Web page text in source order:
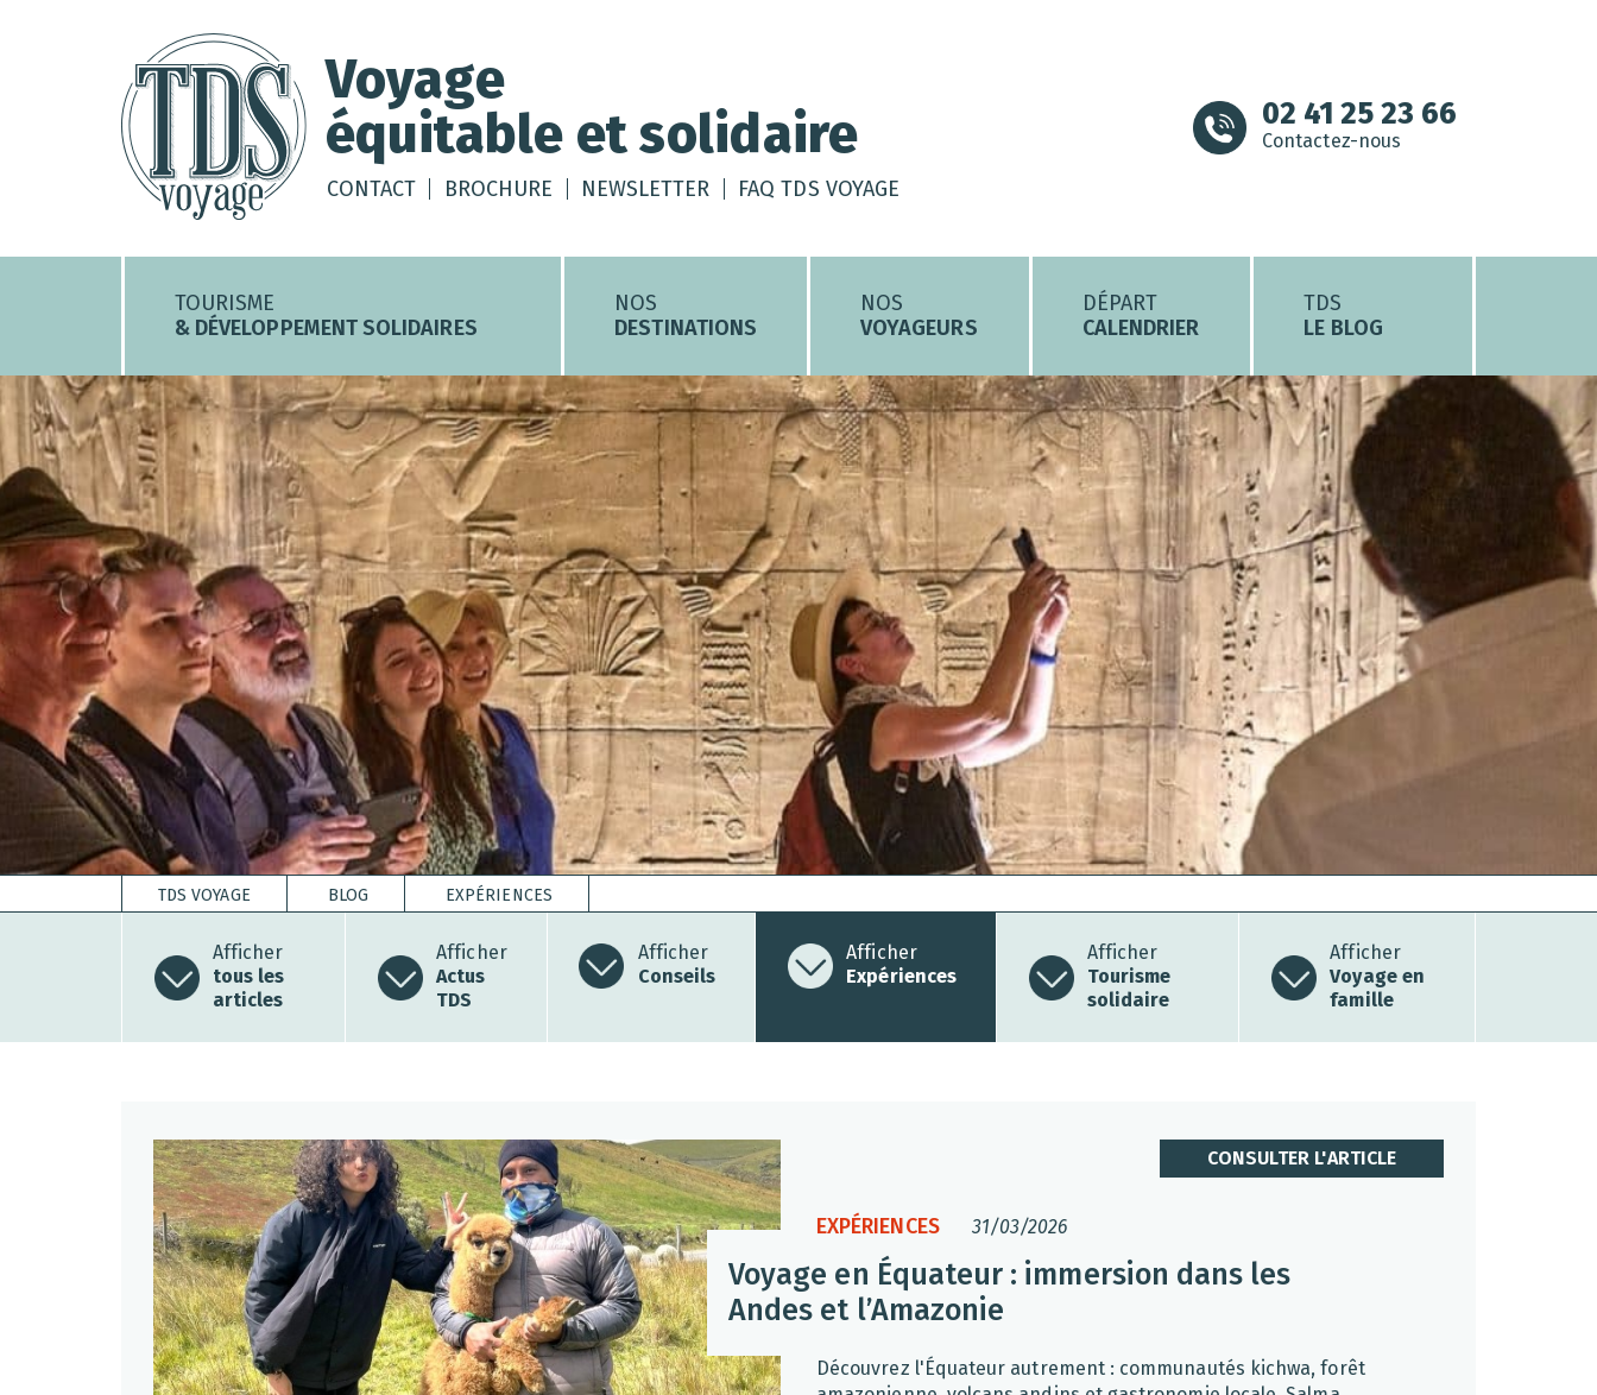
Voyage
équitable et solidaire
CONTACT BROCHURE NEWSLETTER FAQ TDS VOYAGE
02 41 25 23 66
Contactez-nous
TOURISME
& DÉVELOPPEMENT SOLIDAIRES
NOS
DESTINATIONS
NOS
VOYAGEURS
DÉPART
CALENDRIER
TDS
LE BLOG
TDS VOYAGE BLOG EXPÉRIENCES
Afficher
tous les
articles
Afficher
Actus
TDS
Afficher
Conseils
Afficher
Expériences
Afficher
Tourisme
solidaire
Afficher
Voyage en
famille
CONSULTER L'ARTICLE
EXPÉRIENCES 31/03/2026
Voyage en Équateur : immersion dans les
Andes et l’Amazonie
Découvrez l'Équateur autrement : communautés kichwa, forêt